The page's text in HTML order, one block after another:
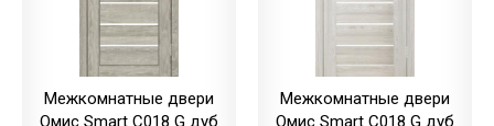
Межкомнатные двери
Межкомнатные двери